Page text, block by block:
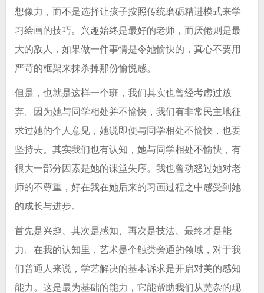
想像力，而不是选择让孩子按照传统磨砺精进模式来学
习绘画的技巧。兴趣始终是最好的老师，而厌倦则是最
大的敌人，如果做一件事情是令她愉快的，真心不要用
严苛的框架来抹杀掉那份愉悦感。
但是，也就是这样一个班，我们其实也曾经考虑过放
弃。因为她与同学相处并不愉快，我们有非常民主地征
求过她的个人意见，她说即便与同学相处不愉快，也要
坚持去。其实我们也有认知，她与同学相处不愉快，有
很大一部分因素是她的课堂失序。我也曾动怒过她对老
师的不尊重，好在我在她后来的习画过程之中感受到她
的成长与进步。
首先是兴趣、其次是感知、再次是技法、最终才是能
力。在我的认知里，艺术是个触类旁通的领域，对于我
们普通人来说，学艺解决的基本诉求是开启对美的感知
能力。这是最为基础的能力，它能帮助我们从芜杂的现